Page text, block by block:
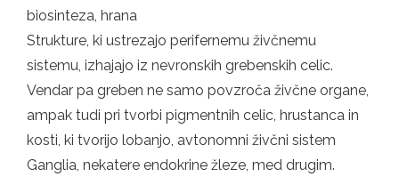
biosinteza, hrana
Strukture, ki ustrezajo perifernemu živčnemu
sistemu, izhajajo iz nevronskih grebenskih celic.
Vendar pa greben ne samo povzroča živčne organe,
ampak tudi pri tvorbi pigmentnih celic, hrustanca in
kosti, ki tvorijo lobanjo, avtonomni živčni sistem
Ganglia, nekatere endokrine žleze, med drugim.